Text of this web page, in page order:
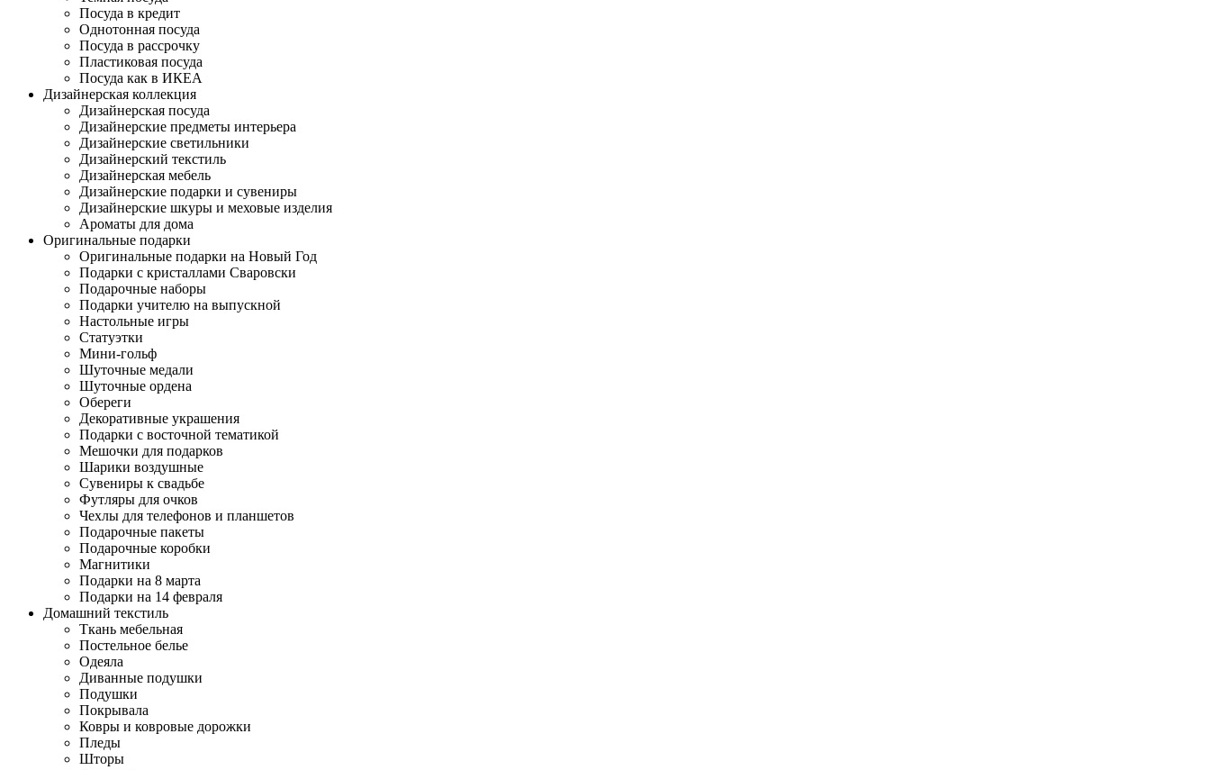
Посуда в кредит
Однотонная посуда
Посуда в рассрочку
Пластиковая посуда
Посуда как в ИКЕА
Дизайнерская коллекция
Дизайнерская посуда
Дизайнерские предметы интерьера
Дизайнерские светильники
Дизайнерский текстиль
Дизайнерская мебель
Дизайнерские подарки и сувениры
Дизайнерские шкуры и меховые изделия
Ароматы для дома
Оригинальные подарки
Оригинальные подарки на Новый Год
Подарки с кристаллами Сваровски
Подарочные наборы
Подарки учителю на выпускной
Настольные игры
Статуэтки
Мини-гольф
Шуточные медали
Шуточные ордена
Обереги
Декоративные украшения
Подарки с восточной тематикой
Мешочки для подарков
Шарики воздушные
Сувениры к свадьбе
Футляры для очков
Чехлы для телефонов и планшетов
Подарочные пакеты
Подарочные коробки
Магнитики
Подарки на 8 марта
Подарки на 14 февраля
Домашний текстиль
Ткань мебельная
Постельное белье
Одеяла
Диванные подушки
Подушки
Покрывала
Ковры и ковровые дорожки
Пледы
Шторы